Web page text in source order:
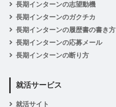
長期インターンの志望動機
長期インターンのガクチカ
長期インターンの履歴書の書き方
長期インターンの応募メール
長期インターンの断り方
就活サービス
就活サイト